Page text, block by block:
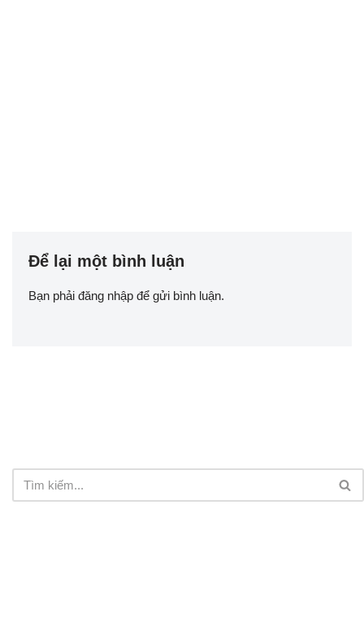
Để lại một bình luận
Bạn phải đăng nhập để gửi bình luận.